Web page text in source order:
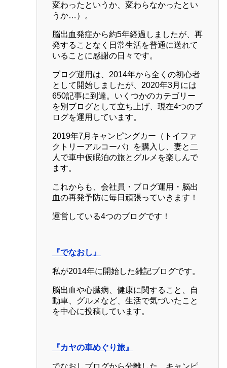
変わったというか、変わらなかったとい
うか…）。
脳出血発症から約5年経過しましたが、再
発することなく日常生活を普通に送れて
いることに感謝の日々です。
ブログ運用は、2014年から全くの初心者
として開始しましたが、2020年3月には
650記事に到達。いくつかのカテゴリー
を別ブログとして立ち上げ、現在4つのブ
ログを運用しています。
2019年7月キャンピングカー（トイファ
クトリーアルコーバ）を購入し、妻と二
人で車中仮眠泊の旅とグルメを楽しんで
ます。
これからも、会社員・ブログ運用・脳出
血の再発予防に毎日頑張っていきます！
運営している4つのブログです！
『でなおし』
私が2014年に開始した雑記ブログです。
脳出血や心臓病、健康に関すること、自
動車、グルメなど、生活で気づいたこと
を中心に投稿しています。
『カヤの車めぐり旅』
でなおしブログから分離した、キャンピ